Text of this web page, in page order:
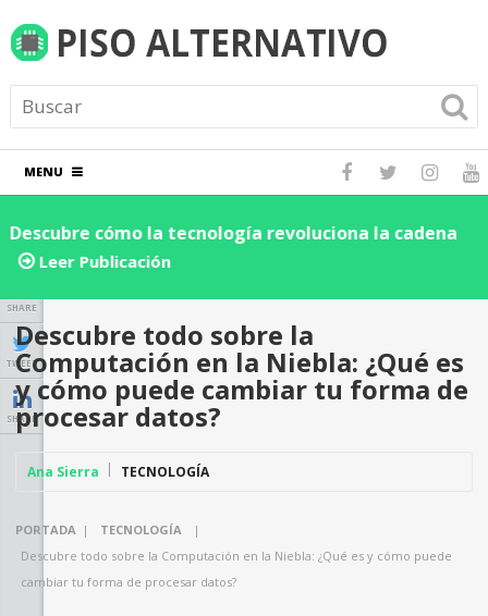
MENU
Descubre cómo la tecnología revoluciona la cadena
de suministro y logística: ¡Impulsa la eficiencia de tu
Leer Publicación
SHARE
TWEET
SHARE
Descubre todo sobre la
Computación en la Niebla: ¿Qué es
y cómo puede cambiar tu forma de
procesar datos?
Ana Sierra TECNOLOGÍA
PORTADA | TECNOLOGÍA
|
Descubre todo sobre la Computación en la Niebla: ¿Qué es y cómo puede
cambiar tu forma de procesar datos?